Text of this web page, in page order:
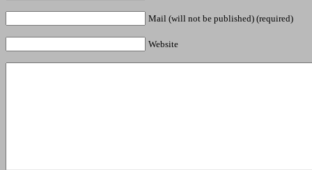
Mail (will not be published) (required)
Website